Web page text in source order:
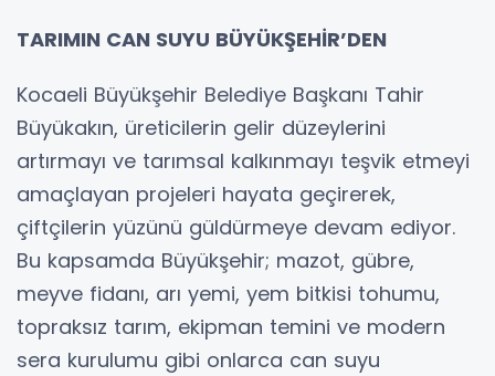
TARIMIN CAN SUYU BÜYÜKŞEHİR’DEN
Kocaeli Büyükşehir Belediye Başkanı Tahir
Büyükakın, üreticilerin gelir düzeylerini
artırmayı ve tarımsal kalkınmayı teşvik etmeyi
amaçlayan projeleri hayata geçirerek,
çiftçilerin yüzünü güldürmeye devam ediyor.
Bu kapsamda Büyükşehir; mazot, gübre,
meyve fidanı, arı yemi, yem bitkisi tohumu,
topraksız tarım, ekipman temini ve modern
sera kurulumu gibi onlarca can suyu